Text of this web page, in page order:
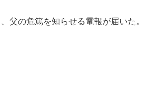
父の危篤を知らせる電報が届いた。